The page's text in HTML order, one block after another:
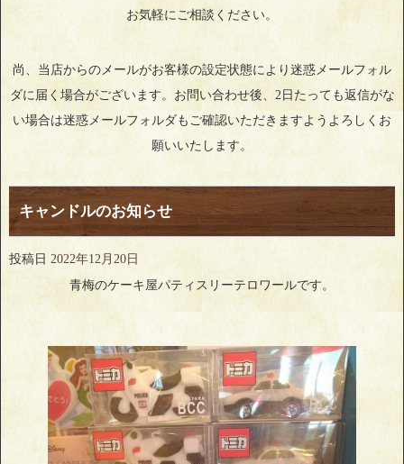
お気軽にご相談ください。
尚、当店からのメールがお客様の設定状態により迷惑メールフォル
ダに届く場合がございます。お問い合わせ後、2日たっても返信がな
い場合は迷惑メールフォルダもご確認いただきますようよろしくお
願いいたします。
キャンドルのお知らせ
投稿日 2022年12月20日
青梅のケーキ屋パティスリーテロワールです。